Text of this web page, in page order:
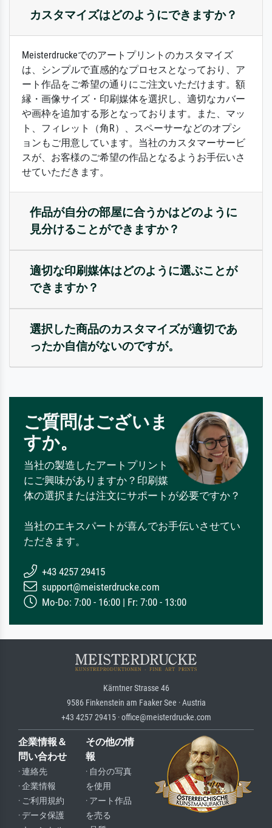
カスタマイズはどのようにできますか？
Meisterdruckeでのアートプリントのカスタマイズ
は、シンプルで直感的なプロセスとなっており、ア
ート作品をご希望の通りにご注文いただけます。額
縁・画像サイズ・印刷媒体を選択し、適切なカバー
や画枠を追加する形となっております。また、マッ
ト、フィレット（角R）、スペーサーなどのオプシ
ョンもご用意しています。当社のカスタマーサービ
スが、お客様のご希望の作品となるようお手伝いさ
せていただきます。
作品が自分の部屋に合うかはどのように
見分けることができますか？
適切な印刷媒体はどのように選ぶことが
できますか？
選択した商品のカスタマイズが適切であ
ったか自信がないのですが。
ご質問はございま
すか。
当社の製造したアートプリント
にご興味がありますか？印刷媒
体の選択または注文にサポートが必要ですか？
当社のエキスパートが喜んでお手伝いさせてい
ただきます。
+43 4257 29415
support@meisterdrucke.com
Mo-Do: 7:00 - 16:00 | Fr: 7:00 - 13:00
Kärntner Strasse 46
9586 Finkenstein am Faaker See · Austria
+43 4257 29415 · office@meisterdrucke.com
企業情報＆
問い合わせ
· 連絡先
· 企業情報
· ご利用規約
· データ保護
その他の情
報
· 自分の写真
を使用
· アート作品
を売る